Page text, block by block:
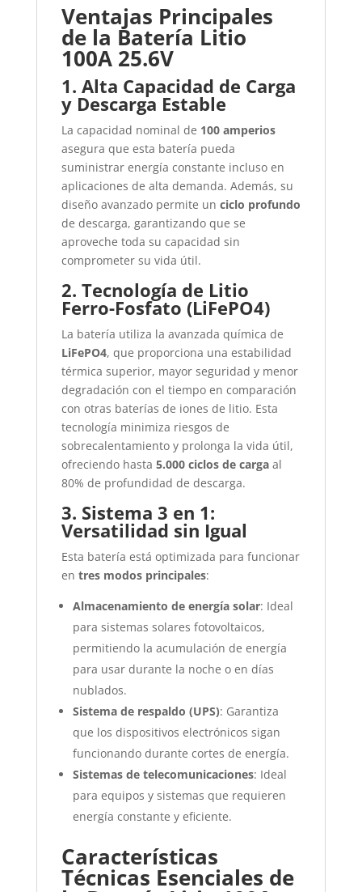
Ventajas Principales
de la Batería Litio
100A 25.6V
1. Alta Capacidad de Carga
y Descarga Estable
La capacidad nominal de 100 amperios
asegura que esta batería pueda
suministrar energía constante incluso en
aplicaciones de alta demanda. Además, su
diseño avanzado permite un ciclo profundo
de descarga, garantizando que se
aproveche toda su capacidad sin
comprometer su vida útil.
2. Tecnología de Litio
Ferro-Fosfato (LiFePO4)
La batería utiliza la avanzada química de
LiFePO4, que proporciona una estabilidad
térmica superior, mayor seguridad y menor
degradación con el tiempo en comparación
con otras baterías de iones de litio. Esta
tecnología minimiza riesgos de
sobrecalentamiento y prolonga la vida útil,
ofreciendo hasta 5.000 ciclos de cargaal
80% de profundidad de descarga.
3. Sistema 3 en 1:
Versatilidad sin Igual
Esta batería está optimizada para funcionar
en tres modos principales:
Almacenamiento de energía solar: Ideal
para sistemas solares fotovoltaicos,
permitiendo la acumulación de energía
para usar durante la noche o en días
nublados.
Sistema de respaldo (UPS): Garantiza
que los dispositivos electrónicos sigan
funcionando durante cortes de energía.
Sistemas de telecomunicaciones: Ideal
para equipos y sistemas que requieren
energía constante y eficiente.
Características
Técnicas Esenciales de